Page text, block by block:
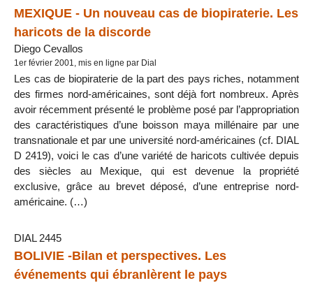
MEXIQUE - Un nouveau cas de biopiraterie. Les
haricots de la discorde
Diego Cevallos
1er février 2001, mis en ligne par Dial
Les cas de biopiraterie de la part des pays riches, notamment
des firmes nord-américaines, sont déjà fort nombreux. Après
avoir récemment présenté le problème posé par l’appropriation
des caractéristiques d’une boisson maya millénaire par une
transnationale et par une université nord-américaines (cf. DIAL
D 2419), voici le cas d’une variété de haricots cultivée depuis
des siècles au Mexique, qui est devenue la propriété
exclusive, grâce au brevet déposé, d’une entreprise nord-
américaine. (…)
DIAL 2445
BOLIVIE -Bilan et perspectives. Les
événements qui ébranlèrent le pays